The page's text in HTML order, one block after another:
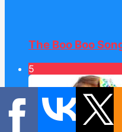
The Boo Boo
5